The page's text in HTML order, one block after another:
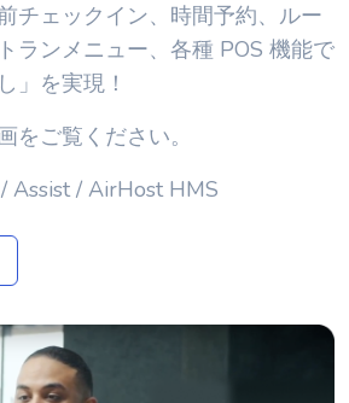
チェックイン、時間予約、ルー
ランメニュー、各種 POS 機能で
」を実現！
をご覧ください。
Assist / AirHost HMS